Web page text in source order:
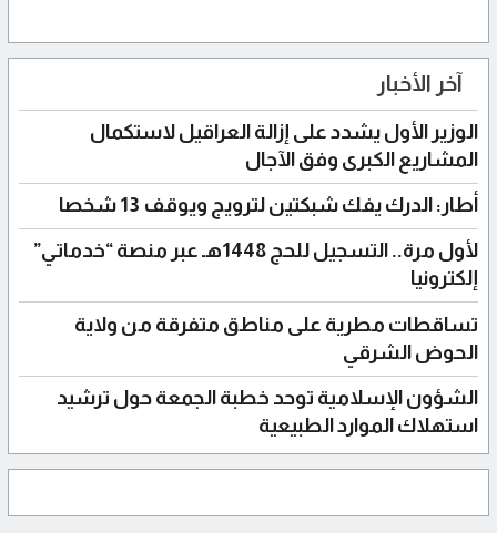
آخر الأخبار
الوزير الأول يشدد على إزالة العراقيل لاستكمال
المشاريع الكبرى وفق الآجال
أطار: الدرك يفك شبكتين لترويج ويوقف 13 شخصا
لأول مرة.. التسجيل للحج 1448هـ عبر منصة “خدماتي”
إلكترونيا
تساقطات مطرية على مناطق متفرقة من ولاية
الحوض الشرقي
الشؤون الإسلامية توحد خطبة الجمعة حول ترشيد
استهلاك الموارد الطبيعية